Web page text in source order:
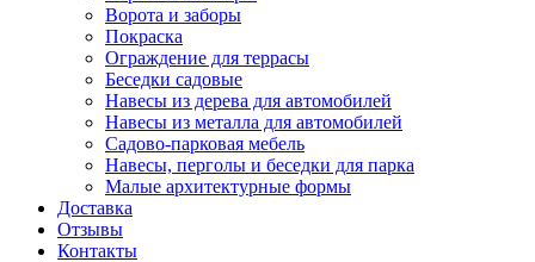
Ворота и заборы
Покраска
Ограждение для террасы
Беседки садовые
Навесы из дерева для автомобилей
Навесы из металла для автомобилей
Садово-парковая мебель
Навесы, перголы и беседки для парка
Малые архитектурные формы
Доставка
Отзывы
Контакты